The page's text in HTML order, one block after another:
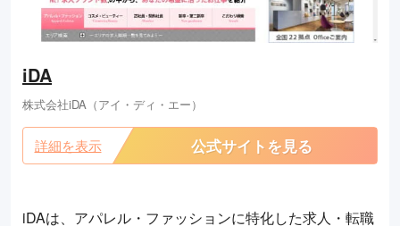
iDA
株式会社iDA（アイ・ディ・エー）
詳細を表示 公式サイトを見る
iDAは、アパレル・ファッションに特化した求人・転職